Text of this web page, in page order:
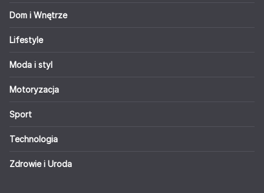
Dom i Wnętrze
Lifestyle
Moda i styl
Motoryzacja
Sport
Technologia
Zdrowie i Uroda